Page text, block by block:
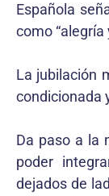
Española
como “alegría
La jubilación
condicionada
Da paso a la
poder
dejados de